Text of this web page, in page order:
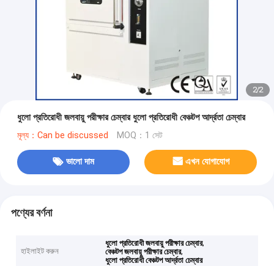
2/2
ধুলো প্রতিরোধী জলবায়ু পরীক্ষার চেম্বার ধুলো প্রতিরোধী বেঞ্চটপ আর্দ্রতা চেম্বার
মূল্য：Can be discussed MOQ：1 সেট
ভালো দাম এখন যোগাযোগ
পণ্যের বর্ণনা
হাইলাইট করুন
ধুলো প্রতিরোধী জলবায়ু পরীক্ষার চেম্বার,
বেঞ্চটপ জলবায়ু পরীক্ষার চেম্বার,
ধুলো প্রতিরোধী বেঞ্চটপ আর্দ্রতা চেম্বার